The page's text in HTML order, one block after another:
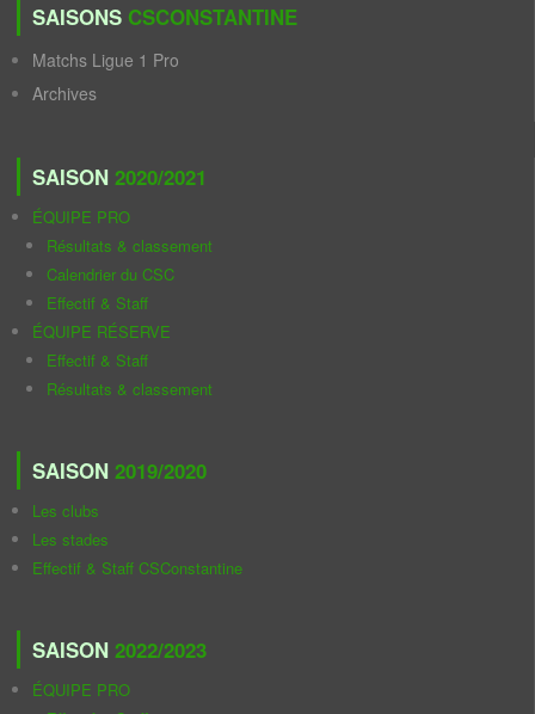
SAISONS CSCONSTANTINE
Matchs Ligue 1 Pro
Archives
SAISON 2020/2021
ÉQUIPE PRO
Résultats & classement
Calendrier du CSC
Effectif & Staff
ÉQUIPE RÉSERVE
Effectif & Staff
Résultats & classement
SAISON 2019/2020
Les clubs
Les stades
Effectif & Staff CSConstantine
SAISON 2022/2023
ÉQUIPE PRO